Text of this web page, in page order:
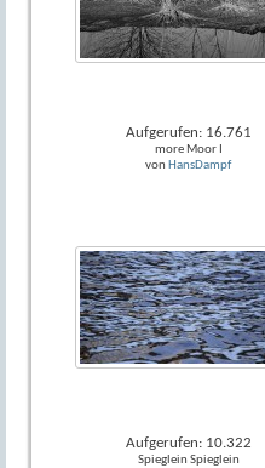
Aufgerufen: 16.761
more Moor I
von HansDampf
Aufgerufen: 10.322
Spieglein Spieglein